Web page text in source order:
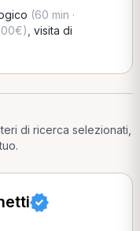
(60 min ·
visita di
di ricerca selezionati,